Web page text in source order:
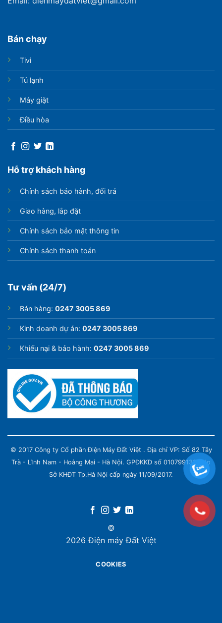
Bán chạy
Tivi
Tủ lạnh
Máy giặt
Điều hòa
Hỗ trợ khách hàng
Chính sách bảo hành, đổi trả
Giao hàng, lắp đặt
Chính sách bảo mật thông tin
Chính sách thanh toán
Tư vấn (24/7)
Bán hàng: 0247 3005 869
Kinh doanh dự án: 0247 3005 869
Khiếu nại & bảo hành: 0247 3005 869
© 2017 Công ty Cổ phần Điện Máy Đất Việt . Địa chỉ VP: Số 82 Tây
Trà - Lĩnh Nam - Hoàng Mai - Hà Nội. GPĐKKD số 0107991339 do
Sở KHĐT Tp.Hà Nội cấp ngày 11/09/2017.
©
2026 Điện máy Đất Việt
COOKIES